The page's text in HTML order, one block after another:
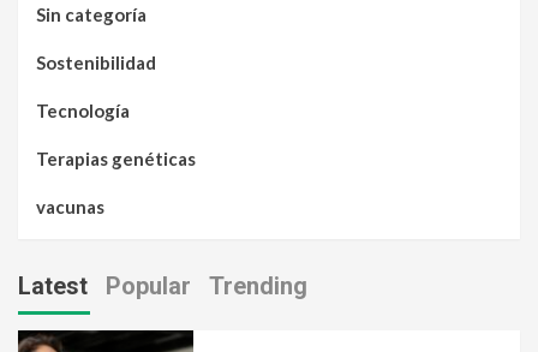
Sin categoría
Sostenibilidad
Tecnología
Terapias genéticas
vacunas
Latest Popular Trending